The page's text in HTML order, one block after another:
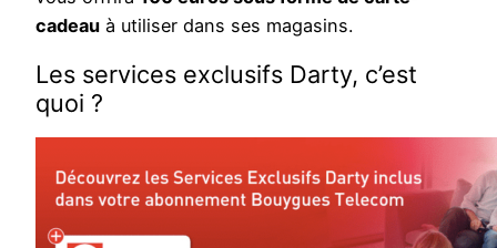
cadeau à utiliser dans ses magasins.
Les services exclusifs Darty, c’est
quoi ?